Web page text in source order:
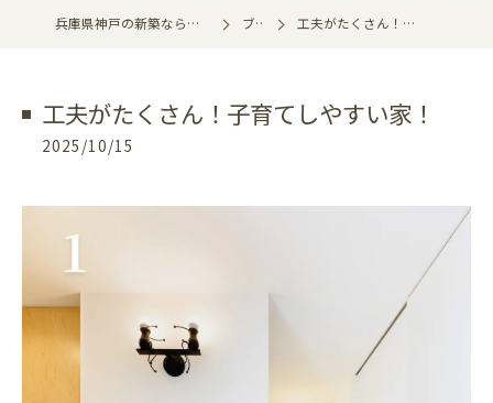
兵庫県神戸の新築なら株式会社あんじゅホーム ブログ 工夫がたくさん！子育てしやすい家！
工夫がたくさん！子育てしやすい家！
2025/10/15